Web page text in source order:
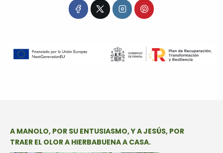
A MANOLO, POR SU ENTUSIASMO, Y A JESÚS, POR
TRAER EL OLOR A HIERBABUENA A CASA.